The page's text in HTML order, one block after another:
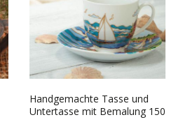
Handgemachte Tasse und
Untertasse mit Bemalung 150